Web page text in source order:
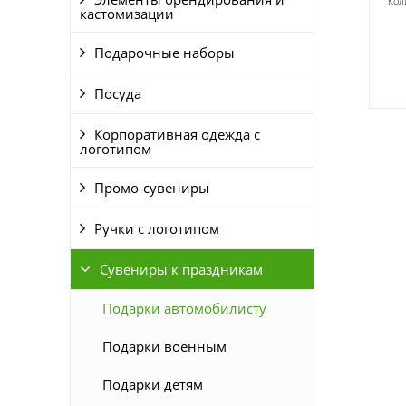
кастомизации
Подарочные наборы
Посуда
Корпоративная одежда с
логотипом
Промо-сувениры
Ручки с логотипом
Сувениры к праздникам
Подарки автомобилисту
Подарки военным
Подарки детям